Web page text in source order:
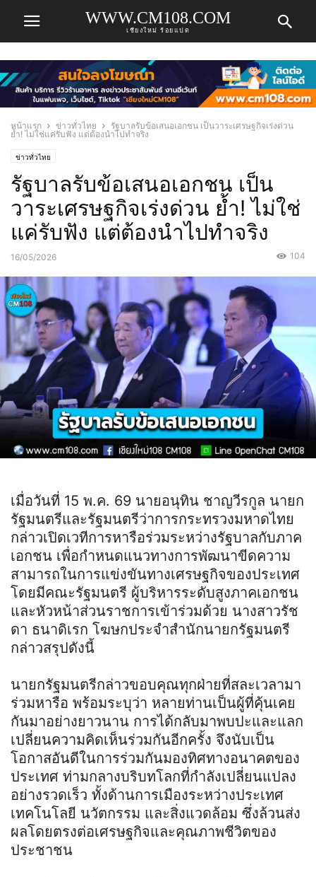
WWW.CM108.COM
เชียงใหม่ ร้อยแปด
หน้าแรก ข่าวทั่วไทย
รัฐบาลรับข้อเสนอเอกชน เป็นวาระเศรษฐกิจเร่งด่วน
ย้ำ! ไม่ใช่แค่รับฟัง แต่ต้องนำไปทำจริง
ข่าวทั่วไทย
รัฐบาลรับข้อเสนอเอกชน เป็น
วาระเศรษฐกิจเร่งด่วน ย้ำ! ไม่ใช่
แค่รับฟัง แต่ต้องนำไปทำจริง
16/05/2026 104
เมื่อวันที่ 15 พ.ค. 69 นายอนุทิน ชาญวีรกูล นายก
รัฐมนตรีและรัฐมนตรีว่าการกระทรวงมหาดไทย
กล่าวเปิดเวทีการหารือร่วมระหว่างรัฐบาลกับภาค
เอกชน เพื่อกำหนดแนวทางการพัฒนาขีดความ
สามารถในการแข่งขันทางเศรษฐกิจของประเทศ
โดยมีคณะรัฐมนตรี ผู้บริหารระดับสูงภาคเอกชน
และหัวหน้าส่วนราชการเข้าร่วมด้วย นางสาวรัช
ดา ธนาดิเรก โฆษกประจำสำนักนายกรัฐมนตรี
กล่าวสรุปดังนี้
นายกรัฐมนตรีกล่าวขอบคุณทุกฝ่ายที่สละเวลามา
ร่วมหารือ พร้อมระบุว่า หลายท่านเป็นผู้ที่คุ้นเคย
กันมาอย่างยาวนาน การได้กลับมาพบปะและแลก
เปลี่ยนความคิดเห็นร่วมกันอีกครั้ง จึงนับเป็น
โอกาสอันดีในการร่วมกันมองทิศทางอนาคตของ
ประเทศ ท่ามกลางบริบทโลกที่กำลังเปลี่ยนแปลง
อย่างรวดเร็ว ทั้งด้านการเมืองระหว่างประเทศ
เทคโนโลยี นวัตกรรม และสิ่งแวดล้อม ซึ่งล้วนส่ง
ผลโดยตรงต่อเศรษฐกิจและคุณภาพชีวิตของ
ประชาชน